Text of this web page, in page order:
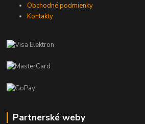
Obchodné podmienky
Kontakty
Partnerské weby